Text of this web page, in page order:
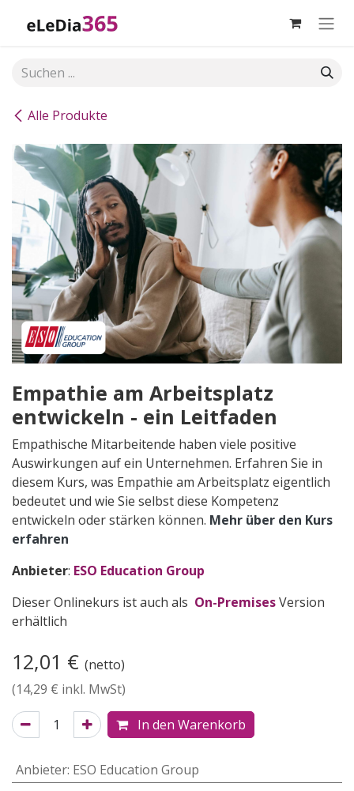
Alle Produkte
Empathie am Arbeitsplatz
entwickeln - ein Leitfaden
Empathische Mitarbeitende haben viele positive
Auswirkungen auf ein Unternehmen. Erfahren Sie in
diesem Kurs, was Empathie am Arbeitsplatz eigentlich
bedeutet und wie Sie selbst diese Kompetenz
entwickeln oder stärken können. Mehr über den Kurs
er​fahren
Anbieter: ESO Education Group
Dieser Onlinekurs ist auch als On-PremisesVersion
erhältlich
12,01 € (netto)
(14,29 € inkl. MwSt)
In den Warenkorb
Anbieter: ESO Education Group